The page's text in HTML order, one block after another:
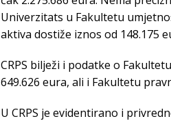
Univerzitats u Fakultetu
aktiva dostiže iznos od 148.175
CRPS bilježi i podatke o
649.626 eura, ali i Fakultetu
U CRPS je evidentirano i